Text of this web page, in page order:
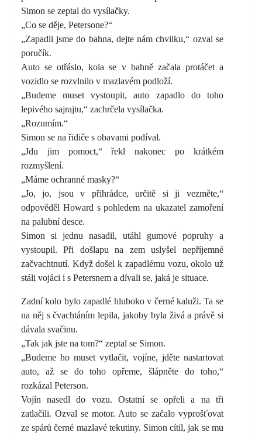
Simon se zeptal do vysílačky.
„Co se děje, Petersone?“
„Zapadli jsme do bahna, dejte nám chvilku,“ ozval se
poručík.
Auto se otřáslo, kola se v bahně začala protáčet a
vozidlo se rozvlnilo v mazlavém podloží.
„Budeme muset vystoupit, auto zapadlo do toho
lepivého sajrajtu,“ zachrčela vysílačka.
„Rozumím.“
Simon se na řidiče s obavami podíval.
„Jdu jim pomoct,“ řekl nakonec po krátkém
rozmyšlení.
„Máme ochranné masky?“
„Jo, jo, jsou v přihrádce, určitě si ji vezměte,“
odpověděl Howard s pohledem na ukazatel zamoření
na palubní desce.
Simon si jednu nasadil, utáhl gumové popruhy a
vystoupil. Při došlapu na zem uslyšel nepříjemné
začvachtnutí. Když došel k zapadlému vozu, okolo už
stáli vojáci i s Petersnem a dívali se, jaká je situace.
Zadní kolo bylo zapadlé hluboko v černé kaluži. Ta se
na něj s čvachtáním lepila, jakoby byla živá a právě si
dávala svačinu.
„Tak jak jste na tom?“ zeptal se Simon.
„Budeme ho muset vytlačit, vojíne, jděte nastartovat
auto, až se do toho opřeme, šlápněte do toho,“
rozkázal Peterson.
Vojín nasedl do vozu. Ostatní se opřeli a na tři
zatlačili. Ozval se motor. Auto se začalo vyprošťovat
ze spárů černé mazlavé tekutiny. Simon cítil, jak se mu